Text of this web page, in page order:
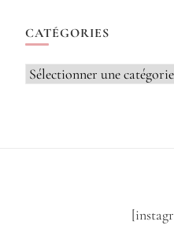
CATÉGORIES
Catégories